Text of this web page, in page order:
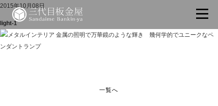
2015年10月08日
light-1
一覧へ